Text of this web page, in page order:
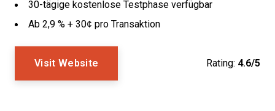
30-tägige kostenlose Testphase verfügbar
Ab 2,9 % + 30¢ pro Transaktion
Visit Website Rating: 4.6/5